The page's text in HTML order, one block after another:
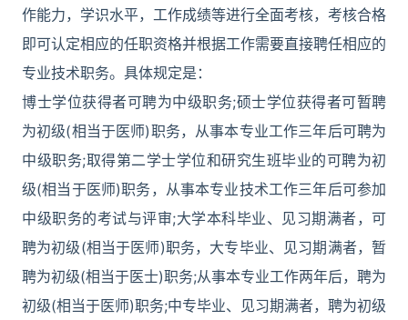
作能力，学识水平，工作成绩等进行全面考核，考核合格
即可认定相应的任职资格并根据工作需要直接聘任相应的
专业技术职务。具体规定是：
博士学位获得者可聘为中级职务;硕士学位获得者可暂聘
为初级(相当于医师)职务，从事本专业工作三年后可聘为
中级职务;取得第二学士学位和研究生班毕业的可聘为初
级(相当于医师)职务，从事本专业技术工作三年后可参加
中级职务的考试与评审;大学本科毕业、见习期满者，可
聘为初级(相当于医师)职务，大专毕业、见习期满者，暂
聘为初级(相当于医士)职务;从事本专业工作两年后，聘为
初级(相当于医师)职务;中专毕业、见习期满者，聘为初级